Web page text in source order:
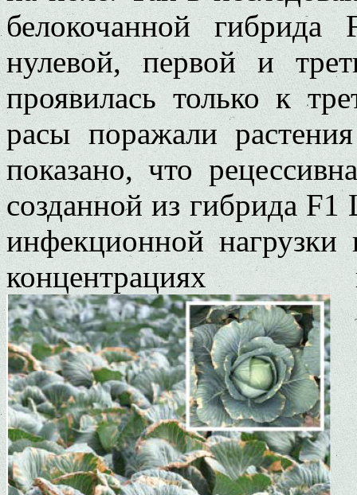
белокочанной
нулевой, первой и
проявилась только к
расы поражали
показано, что
созданной из гибрида F1
инфекционной нагрузки
концентрациях